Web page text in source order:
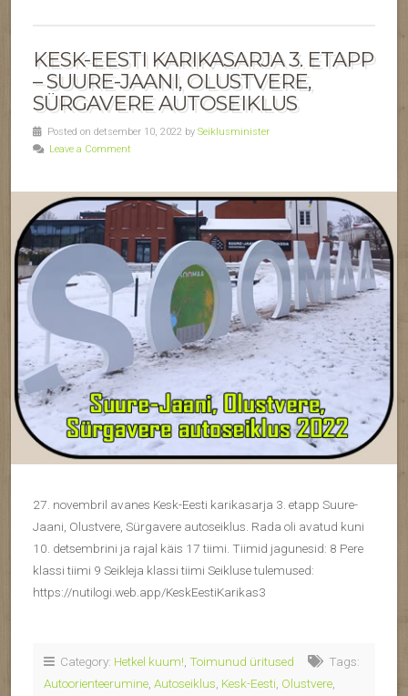
KESK-EESTI KARIKASARJA 3. ETAPP
– SUURE-JAANI, OLUSTVERE,
SÜRGAVERE AUTOSEIKLUS
Posted on detsember 10, 2022 by Seiklusminister
Leave a Comment
27. novembril avanes Kesk-Eesti karikasarja 3. etapp Suure-
Jaani, Olustvere, Sürgavere autoseiklus. Rada oli avatud kuni
10. detsembrini ja rajal käis 17 tiimi. Tiimid jagunesid: 8 Pere
klassi tiimi 9 Seikleja klassi tiimi Seikluse tulemused:
https://nutilogi.web.app/KeskEestiKarikas3
Category: Hetkel kuum! Toimunud üritused
Tags:
Autoorienteerumine Autoseiklus Kesk-Eesti Olustvere